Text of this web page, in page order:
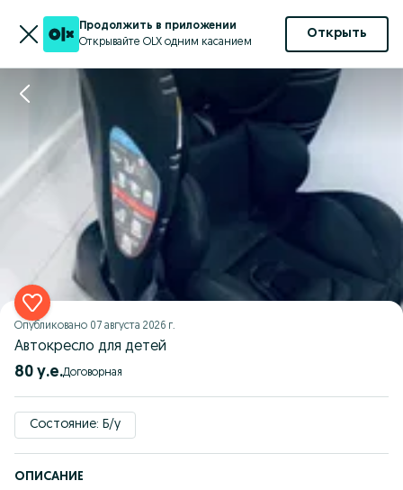
Продолжить в приложении
Открывайте OLX одним касанием
Открыть
Опубликовано 07 августа 2026 г.
Автокресло для детей
80 у.е. Договорная
Состояние: Б/у
ОПИСАНИЕ